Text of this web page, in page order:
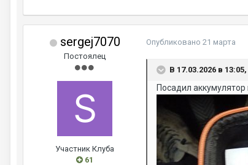
sergej7070
Постоялец
Участник Клуба
61
Опубликовано 21 марта
В 17.03.2026 в
Посадил